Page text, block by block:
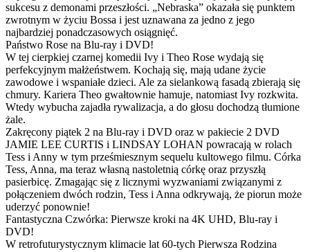
sukcesu z demonami przeszłości. „Nebraska” okazała się punktem
zwrotnym w życiu Bossa i jest uznawana za jedno z jego
najbardziej ponadczasowych osiągnięć.
Państwo Rose na Blu-ray i DVD!
W tej cierpkiej czarnej komedii Ivy i Theo Rose wydają się
perfekcyjnym małżeństwem. Kochają się, mają udane życie
zawodowe i wspaniałe dzieci. Ale za sielankową fasadą zbierają się
chmury. Kariera Theo gwałtownie hamuje, natomiast Ivy rozkwita.
Wtedy wybucha zajadła rywalizacja, a do głosu dochodzą tłumione
żale.
Zakręcony piątek 2 na Blu-ray i DVD oraz w pakiecie 2 DVD
JAMIE LEE CURTIS i LINDSAY LOHAN powracają w rolach
Tess i Anny w tym prześmiesznym sequelu kultowego filmu. Córka
Tess, Anna, ma teraz własną nastoletnią córkę oraz przyszłą
pasierbicę. Zmagając się z licznymi wyzwaniami związanymi z
połączeniem dwóch rodzin, Tess i Anna odkrywają, że piorun może
uderzyć ponownie!
Fantastyczna Czwórka: Pierwsze kroki na 4K UHD, Blu-ray i
DVD!
W retrofuturystycznym klimacie lat 60-tych Pierwsza Rodzina